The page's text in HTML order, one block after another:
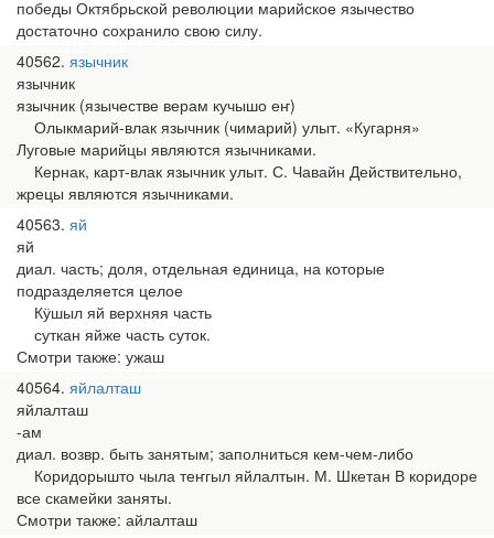
победы Октябрьской революции марийское язычество
достаточно сохранило свою силу.
40562 язычник
язычник
язычник (язычестве верам кучышо еҥ)
Олыкмарий-влак язычник (чимарий) улыт. «Кугарня»
Луговые марийцы являются язычниками.
Кернак, карт-влак язычник улыт. С. Чавайн Действительно,
жрецы являются язычниками.
40563 яй
яй
диал. часть; доля, отдельная единица, на которые
подразделяется целое
Кӱшыл яй верхняя часть
суткан яйже часть суток.
Смотри также: ужаш
40564 яйлалташ
яйлалташ
-ам
диал. возвр. быть занятым; заполниться кем-чем-либо
Коридорышто чыла теҥгыл яйлалтын. М. Шкетан В коридоре
все скамейки заняты.
Смотри также: айлалташ